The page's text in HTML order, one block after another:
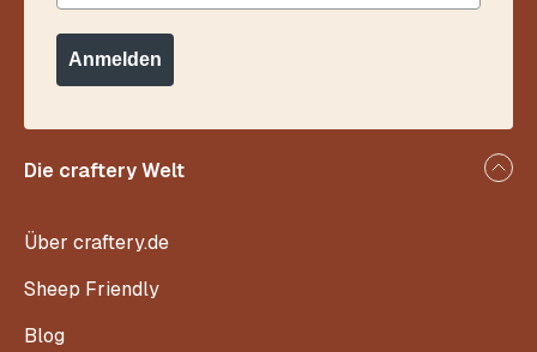
Die craftery Welt
Über craftery.de
Sheep Friendly
Blog
Anmelden